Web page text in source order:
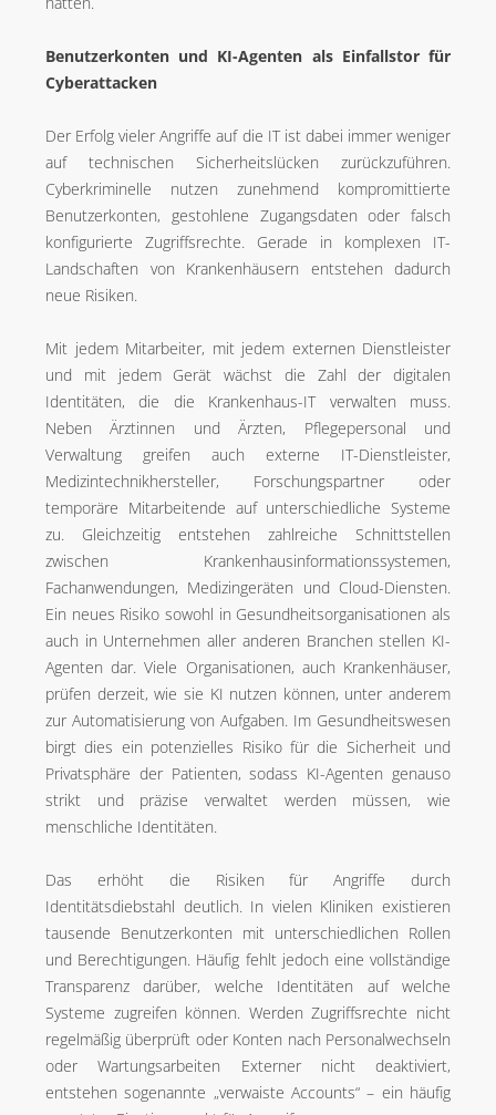
Benutzerkonten und KI-Agenten als Einfallstor für
Cyberattacken
Der Erfolg vieler Angriffe auf die IT ist dabei immer weniger
auf technischen Sicherheitslücken zurückzuführen.
Cyberkriminelle nutzen zunehmend kompromittierte
Benutzerkonten, gestohlene Zugangsdaten oder falsch
konfigurierte Zugriffsrechte. Gerade in komplexen IT-
Landschaften von Krankenhäusern entstehen dadurch
neue Risiken.
Mit jedem Mitarbeiter, mit jedem externen Dienstleister
und mit jedem Gerät wächst die Zahl der digitalen
Identitäten, die die Krankenhaus-IT verwalten muss.
Neben Ärztinnen und Ärzten, Pflegepersonal und
Verwaltung greifen auch externe IT-Dienstleister,
Medizintechnikhersteller, Forschungspartner oder
temporäre Mitarbeitende auf unterschiedliche Systeme
zu. Gleichzeitig entstehen zahlreiche Schnittstellen
zwischen Krankenhausinformationssystemen,
Fachanwendungen, Medizingeräten und Cloud-Diensten.
Ein neues Risiko sowohl in Gesundheitsorganisationen als
auch in Unternehmen aller anderen Branchen stellen KI-
Agenten dar. Viele Organisationen, auch Krankenhäuser,
prüfen derzeit, wie sie KI nutzen können, unter anderem
zur Automatisierung von Aufgaben. Im Gesundheitswesen
birgt dies ein potenzielles Risiko für die Sicherheit und
Privatsphäre der Patienten, sodass KI-Agenten genauso
strikt und präzise verwaltet werden müssen, wie
menschliche Identitäten.
Das erhöht die Risiken für Angriffe durch
Identitätsdiebstahl deutlich. In vielen Kliniken existieren
tausende Benutzerkonten mit unterschiedlichen Rollen
und Berechtigungen. Häufig fehlt jedoch eine vollständige
Transparenz darüber, welche Identitäten auf welche
Systeme zugreifen können. Werden Zugriffsrechte nicht
regelmäßig überprüft oder Konten nach Personalwechseln
oder Wartungsarbeiten Externer nicht deaktiviert,
entstehen sogenannte „verwaiste Accounts“ – ein häufig